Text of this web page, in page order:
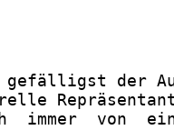
der
immer  von